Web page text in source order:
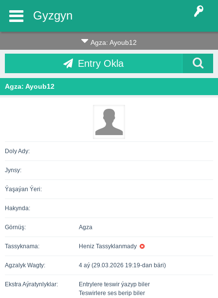
Gyzgyn
Agza: Ayoub12
Entry Okla
Agza: Ayoub12
Doly Ady:
Jynsy:
Ýaşaýan Ýeri:
Hakynda:
Görnüş: Agza
Tassyknama: Heniz Tassyklanmady
Agzalyk Wagty: 4 aý (29.03.2026 19:19-dan bäri)
Ekstra Aýratynlyklar:
Entrylere teswir ýazyp biler
Teswirlere ses berip biler